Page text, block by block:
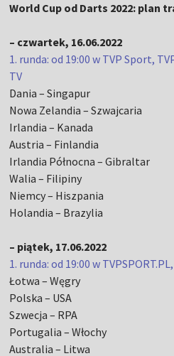
World Cup od Darts 2022: plan
– czwartek, 16.06.2022
1. runda: od 19:00 w TVP Sport,
TV
Dania – Singapur
Nowa Zelandia – Szwajcaria
Irlandia – Kanada
Austria – Finlandia
Irlandia Północna – Gibraltar
Walia – Filipiny
Niemcy – Hiszpania
Holandia – Brazylia
– piątek, 17.06.2022
1. runda: od 19:00 w
Łotwa – Węgry
Polska – USA
Szwecja – RPA
Portugalia – Włochy
Australia – Litwa